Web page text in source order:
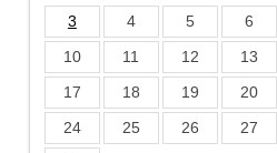
3
4 5 6
10
11 12 13
17
18 19 20
24
25 26 27